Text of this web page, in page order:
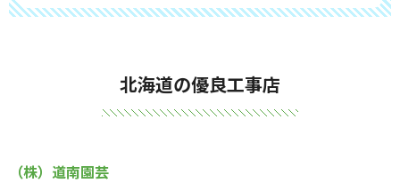
北海道の優良工事店
（株）道南園芸